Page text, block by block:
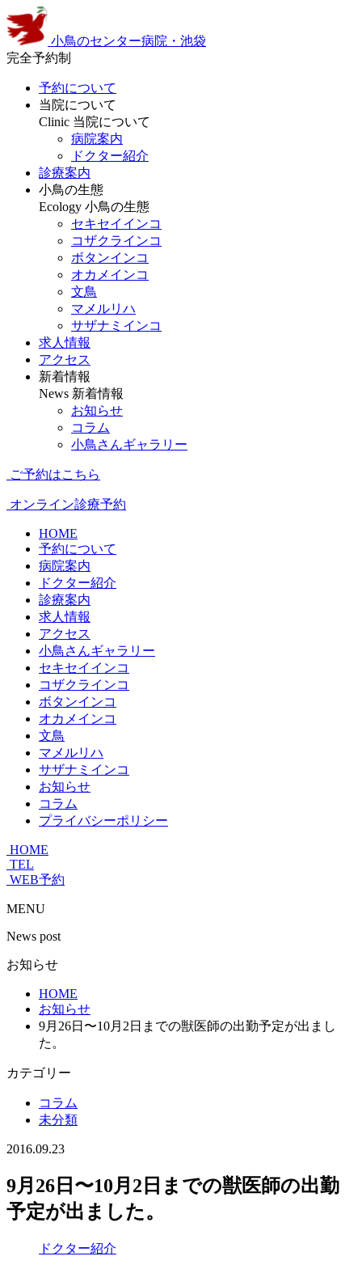
小鳥のセンター病院・池袋
完全予約制
予約について
当院について
Clinic 当院について
病院案内
ドクター紹介
診療案内
小鳥の生態
Ecology 小鳥の生態
セキセイインコ
コザクラインコ
ボタンインコ
オカメインコ
文鳥
マメルリハ
サザナミインコ
求人情報
アクセス
新着情報
News 新着情報
お知らせ
コラム
小鳥さんギャラリー
ご予約はこちら
オンライン診療予約
HOME
予約について
病院案内
ドクター紹介
診療案内
求人情報
アクセス
小鳥さんギャラリー
セキセイインコ
コザクラインコ
ボタンインコ
オカメインコ
文鳥
マメルリハ
サザナミインコ
お知らせ
コラム
プライバシーポリシー
HOME
TEL
WEB予約
MENU
News post
お知らせ
HOME
お知らせ
9月26日〜10月2日までの獣医師の出勤予定が出まし
た。
カテゴリー
コラム
未分類
2016.09.23
9月26日〜10月2日までの獣医師の出勤
予定が出ました。
ドクター紹介